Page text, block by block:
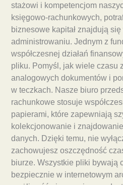
stażowi i kompetencjom
księgowo-rachunkowych,
biznesowe kapitał znajdują
administrowaniu. Jednym z
współczesnej działań
pliku. Pomyśl, jak wiele czasu
analogowych dokumentów i
w teczkach. Nasze biuro
rachunkowe stosuje
papierami, które zapewniają
kolekcjonowanie i
danych. Dzięki temu, nie
zachowujesz oszczędność
biurze. Wszystkie pliki bywają
bezpiecznie w internetowym